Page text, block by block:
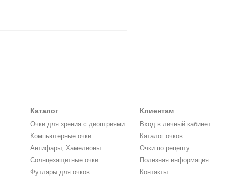
Каталог
Очки для зрения с диоптриями
Компьютерные очки
Антифары, Хамелеоны
Солнцезащитные очки
Футляры для очков
Клиентам
Вход в личный кабинет
Каталог очков
Очки по рецепту
Полезная информация
Контакты